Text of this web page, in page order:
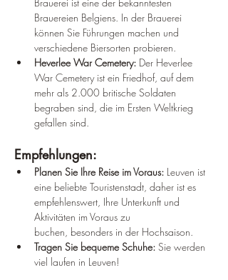
Brauereien Belgiens. In der Brauerei
können Sie Führungen machen und
verschiedene Biersorten probieren.
Heverlee War Cemetery: Der Heverlee
War Cemetery ist ein Friedhof, auf dem
mehr als 2.000 britische Soldaten
begraben sind, die im Ersten Weltkrieg
gefallen sind.
Empfehlungen:
Planen Sie Ihre Reise im Voraus: Leuven ist
eine beliebte Touristenstadt, daher ist es
empfehlenswert, Ihre Unterkunft und
Aktivitäten im Voraus zu
buchen, besonders in der Hochsaison.
Tragen Sie bequeme Schuhe: Sie werden
viel laufen in Leuven!